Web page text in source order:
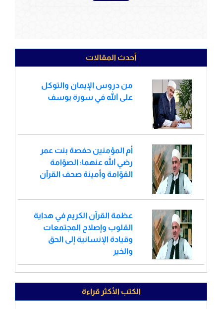
أحدث المقالات
من دروس الإيمان والتوكل
على الله في سورة يوسف
أم المؤمنين حفصة بنت عمر
رضي الله عنهما؛ الصوّامة
القوّامة وأمينة صحف القرآن
عظمة القرآن الكريم في هداية
القلوب وإصلاح المجتمعات
وقيادة الإنسانية إلى الحق
والخير
الكتب الأكثر قراءة